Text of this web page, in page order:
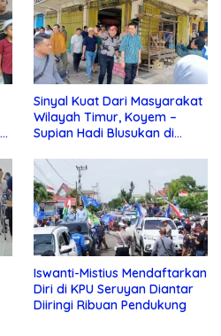
Sinyal Kuat Dari Masyarakat
Wilayah Timur, Koyem –
Supian Hadi Blusukan di
Iswanti-Mistius Mendaftarkan
Diri di KPU Seruyan Diantar
Diiringi Ribuan Pendukung